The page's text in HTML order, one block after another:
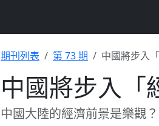
期刊列表 第 73 期 中國將步入
中國將步入「
中國大陸的經濟前景是樂觀